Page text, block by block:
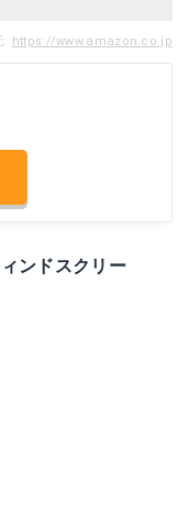
: https://www.amazon.co.jp
ンドスクリー